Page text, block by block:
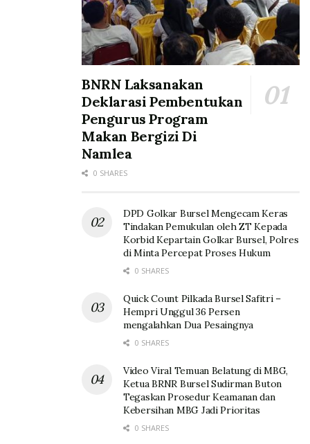
BNRN Laksanakan
Deklarasi Pembentukan
Pengurus Program
Makan Bergizi Di
Namlea
0 SHARES
DPD Golkar Bursel Mengecam Keras
Tindakan Pemukulan oleh ZT Kepada
Korbid Kepartain Golkar Bursel, Polres
di Minta Percepat Proses Hukum
0 SHARES
Quick Count Pilkada Bursel Safitri –
Hempri Unggul 36 Persen
mengalahkan Dua Pesaingnya
0 SHARES
Video Viral Temuan Belatung di MBG,
Ketua BRNR Bursel Sudirman Buton
Tegaskan Prosedur Keamanan dan
Kebersihan MBG Jadi Prioritas
0 SHARES